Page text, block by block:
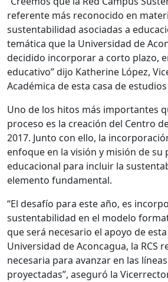
referente más reconocido en
sustentabilidad asociadas a
temática que la Universidad de
decidido incorporar a corto plazo,
educativo” dijo Katherine López,
Académica de esta casa de
Uno de los hitos más importantes
proceso es la creación del Centro
2017. Junto con ello, la
enfoque en la visión y misión de su
educacional para incluir la
elemento fundamental.
“El desafío para este año, es
sustentabilidad en el modelo
que será necesario el apoyo de esta
Universidad de Aconcagua, la RCS
necesaria para avanzar en las
proyectadas”, aseguró la